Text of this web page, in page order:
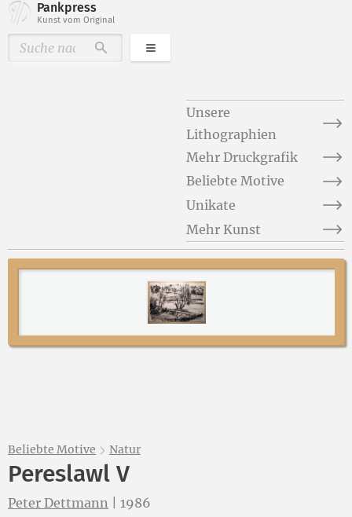
Pankpress
Kunst vom Original
DurchsuchenKategorien
Unsere
Lithographien
Mehr Druckgrafik
Beliebte Motive
Unikate
Mehr Kunst
Beliebte Motive Natur
Pereslawl V
Peter Dettmann 1986